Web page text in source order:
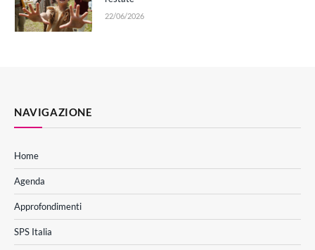
22/06/2026
NAVIGAZIONE
Home
Agenda
Approfondimenti
SPS Italia